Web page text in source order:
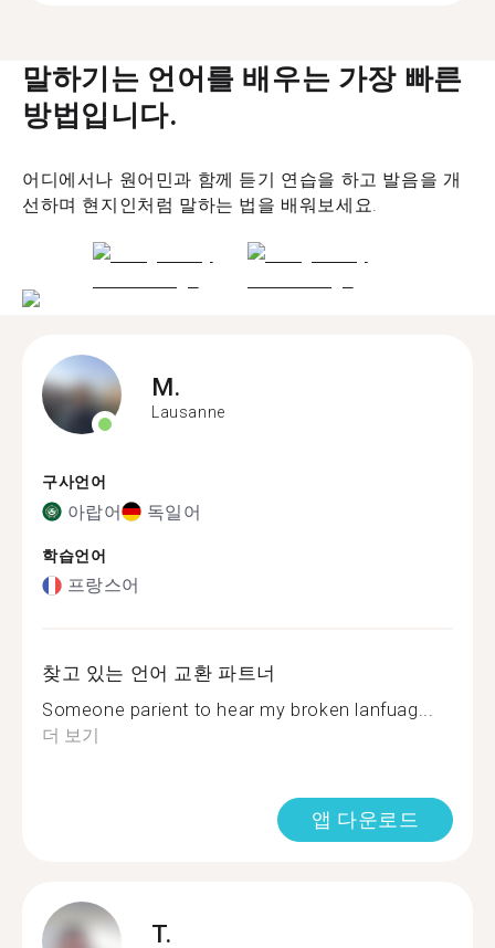
말하기는 언어를 배우는 가장 빠른
방법입니다.
어디에서나 원어민과 함께 듣기 연습을 하고 발음을 개
선하며 현지인처럼 말하는 법을 배워보세요.
M.
Lausanne
구사언어
아랍어 독일어
학습언어
프랑스어
찾고 있는 언어 교환 파트너
Someone parient to hear my broken lanfuag...
더 보기
앱 다운로드
T.